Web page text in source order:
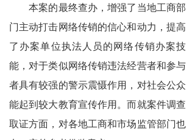
本案的最终查办，增强了当地工商部
门主动打击网络传销的信心和动力，提高
了办案单位执法人员的网络传销办案技
能，对于类似网络传销违法经营者和参与
者具有较强的警示震慑作用，对社会公众
能起到较大教育宣传作用。而就案件调查
取证方面，对各地工商和市场监管部门也